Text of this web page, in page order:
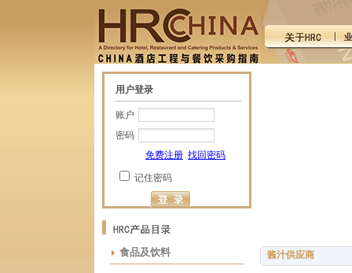
用户登录
账户
密码
免费注册 找回密码
记住密码
食品及饮料 酱汁供应商